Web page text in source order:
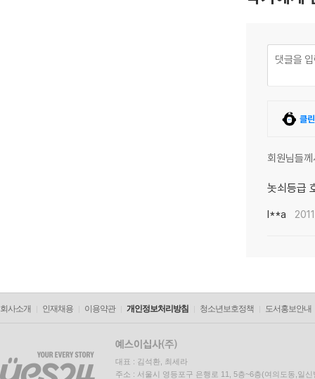
클
회원님들
놋쇠등급
l**a
회사소개 인재채용 이용약관 개인정보처리방침 청소년보호정책 도서홍보안내
대표 : 김석환, 최세라
주소 : 서울시 영등포구 은행로 11, 5층~6층(여의도동,일신